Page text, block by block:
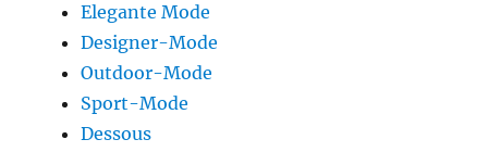
Elegante Mode
Designer-Mode
Outdoor-Mode
Sport-Mode
Dessous